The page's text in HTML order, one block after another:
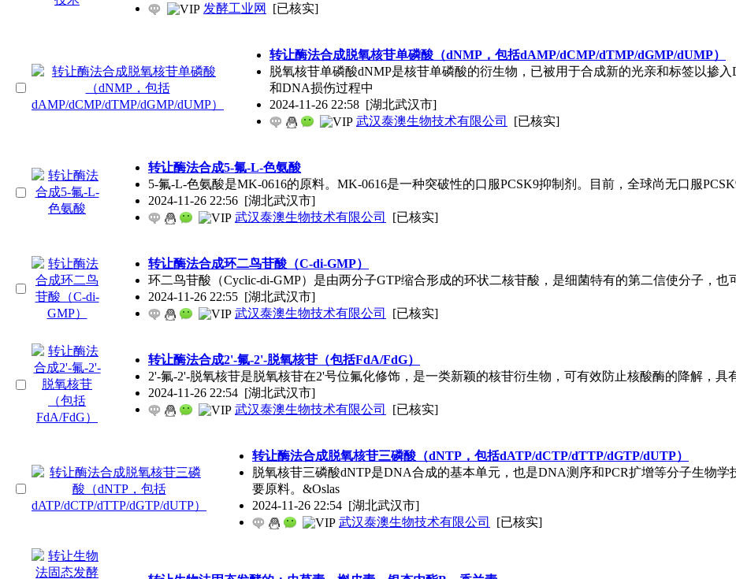
发酵工业网
[已核实]
转让酶法合成脱氧核苷单磷酸（dNMP，包括dAMP/dCMP/dTMP/dGMP/dUMP）
脱氧核苷单磷酸dNMP是核苷单磷酸的衍生物，已被用于合成新的光亲和标签以掺入DNA，并研究基于
2024-11-26 22:58
[湖北武汉市]
武汉泰澳生物技术有限公司 [已核实]
5-氟-L-色氨酸是MK-0616的原料。MK-0616是一种突破性的口服PCSK9抑制剂。目前，全球尚无口服
2024-11-26 22:56[湖北武汉市]
武汉泰澳生物技术有限公司
环二鸟苷酸（Cyclic-di-GMP）是由两分子GTP缩合形成的环状二核苷酸，是细菌特有的第二信使分子，也
2024-11-26 22:55[湖北武汉市]
武汉泰澳生物技术有限公司
2'-氟-2'-脱氧核苷是脱氧核苷在2'号位氟化修饰，是一类新颖的核苷衍生物，可有效防止核酸酶的降解，具
2024-11-26 22:54[湖北武汉市]
武汉泰澳生物技术有限公司
脱氧核苷三磷酸dNTP是DNA合成的基本单元，也是DNA测序和PCR扩增等分子生物学
要原料。&Oslas
2024-11-26 22:54
武汉泰澳生物技术有限公司